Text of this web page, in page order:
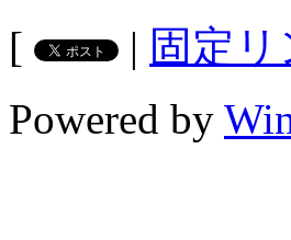
[
| 固定リ
Powered by